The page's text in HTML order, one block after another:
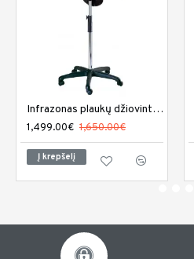
Infrazonas plaukų džiovintuvas Sibel Climaco
1,499.00€ 1,650.00€
Į krepšelį